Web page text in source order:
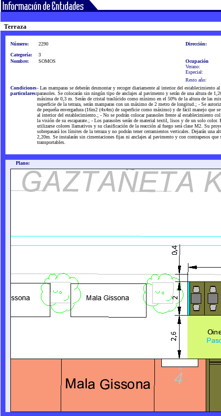
Terraza
Número: 2290
Dirección:
Categoría:
3
Nombre:
SOMOS
Ocupación
Verano:
Especial:
Resto año:
Condiciones
particulares:
- Las mamparas se deberán desmontar y recoger diariamente al interior del establecimiento
parasoles. Se colocarán sin ningún tipo de anclajes al pavimento y serán de una altura de
máxima de 0,3 m. Serán de cristal traslúcido como mínimo en el 50% de la altura de las
superficie de la terraza, serán mamparas con un máximo de 2 metro de longitud.; - Se
de pequeña envergadura (16m2 (4x4m) de superficie como máximo) y de fácil manejo que se
al interior del establecimiento.; - No se podrán colocar parasoles frente al establecimiento
la visión de su escaparate.; - Los parasoles serán de material textil, lisos y de un solo color.
utilizarse colores llamativos y su clasificación de la reacción al fuego será clase M2. Su
sobrepasará los límites de la terraza y no podrán tener cerramientos verticales. Dejarán una
2,20m. Se instalarán sin cimentaciones fijas ni anclajes al pavimento y con contrapesos que
transportables.
Plano: